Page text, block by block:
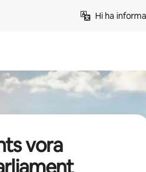
Hi ha
vora